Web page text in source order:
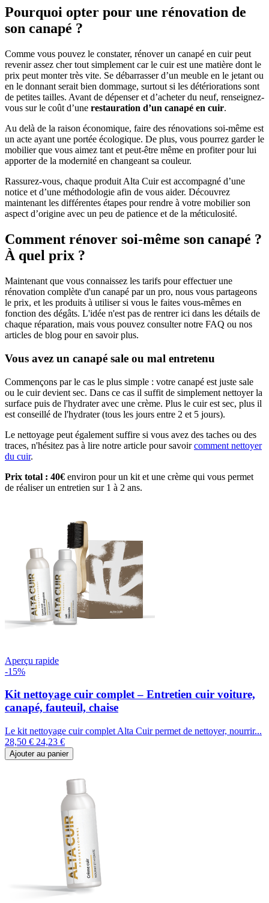
Pourquoi opter pour une rénovation de
son canapé ?
Comme vous pouvez le constater, rénover un canapé en cuir peut
revenir assez cher tout simplement car le cuir est une matière dont le
prix peut monter très vite. Se débarrasser d’un meuble en le jetant ou
en le donnant serait bien dommage, surtout si les détériorations sont
de petites tailles. Avant de dépenser et d’acheter du neuf, renseignez-
vous sur le coût d’une restauration d’un canapé en cuir.
Au delà de la raison économique, faire des rénovations soi-même est
un acte ayant une portée écologique. De plus, vous pourrez garder le
mobilier que vous aimez tant et peut-être même en profiter pour lui
apporter de la modernité en changeant sa couleur.
Rassurez-vous, chaque produit Alta Cuir est accompagné d’une
notice et d’une méthodologie afin de vous aider. Découvrez
maintenant les différentes étapes pour rendre à votre mobilier son
aspect d’origine avec un peu de patience et de la méticulosité.
Comment rénover soi-même son canapé ?
À quel prix ?
Maintenant que vous connaissez les tarifs pour effectuer une
rénovation complète d'un canapé par un pro, nous vous partageons
le prix, et les produits à utiliser si vous le faites vous-mêmes en
fonction des dégâts. L'idée n'est pas de rentrer ici dans les détails de
chaque réparation, mais vous pouvez consulter notre FAQ ou nos
articles de blog pour en savoir plus.
Vous avez un canapé sale ou mal entretenu
Commençons par le cas le plus simple : votre canapé est juste sale
ou le cuir devient sec. Dans ce cas il suffit de simplement nettoyer la
surface puis de l'hydrater avec une crème. Plus le cuir est sec, plus il
est conseillé de l'hydrater (tous les jours entre 2 et 5 jours).
Le nettoyage peut également suffire si vous avez des taches ou des
traces, n'hésitez pas à lire notre article pour savoircomment nettoyer
du cuir.
Prix total : 40€ environ pour un kit et une crème qui vous permet
de réaliser un entretien sur 1 à 2 ans.
Aperçu rapide
-15%
Kit nettoyage cuir complet – Entretien cuir voiture,
canapé, fauteuil, chaise
Le kit nettoyage cuir complet Alta Cuir permet de nettoyer, nourrir...
28,50 € 24,23 €
Ajouter au panier